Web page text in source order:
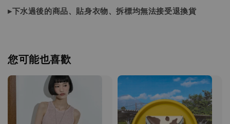
▸下水過後的商品、貼身衣物、拆標均無法接受退換貨
您可能也喜歡